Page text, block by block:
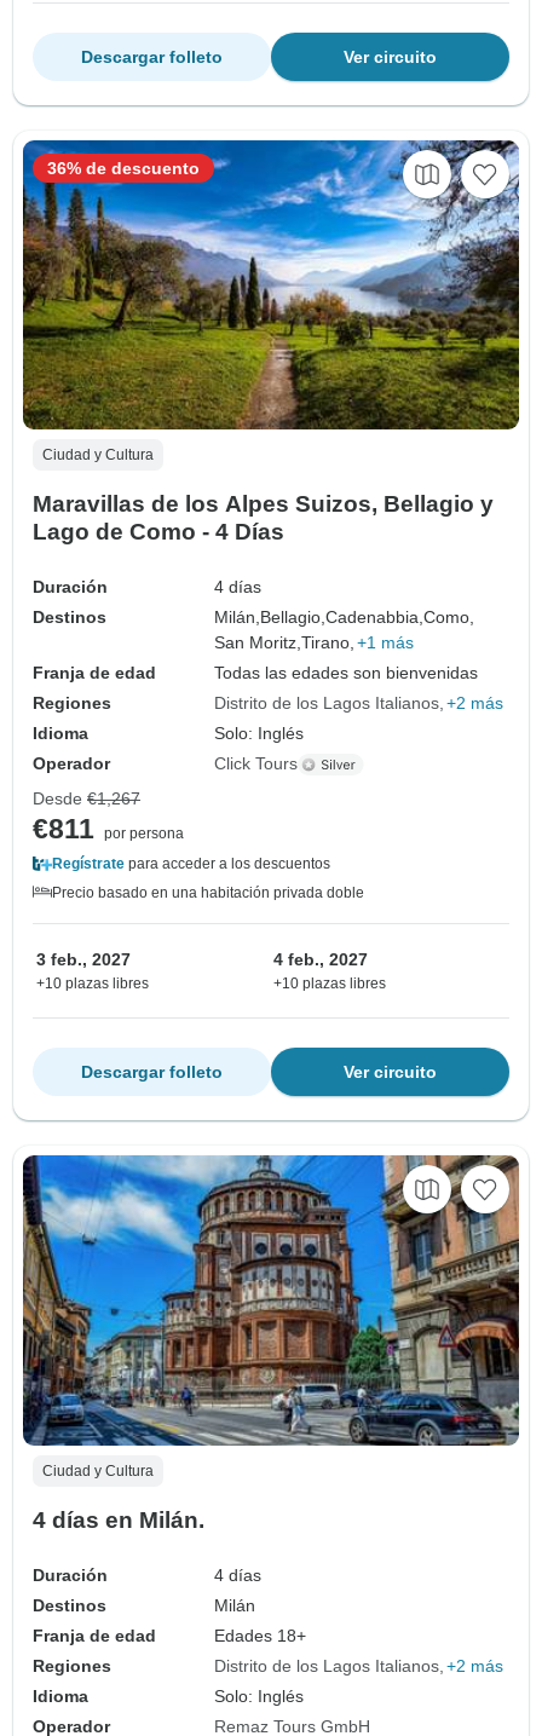
Ver circuito
Descargar folleto
Ciudad y Cultura
Maravillas de los Alpes Suizos, Bellagio y
Lago de Como - 4 Días
Duración
4 días
Destinos
Milán,Bellagio,Cadenabbia,Como,
San Moritz,Tirano, +1 más
Franja de edad
Todas las edades son bienvenidas
Regiones
Distrito de los Lagos Italianos +2 más
Idioma
Solo: Inglés
Operador
Click Tours
36% de descuento
Desde €1,267
€811 por persona
Regístrate para acceder a los descuentos
Precio basado en una habitación privada doble
3 feb., 2027
+10 plazas libres
4 feb., 2027
+10 plazas libres
Ver circuito
Descargar folleto
Ciudad y Cultura
4 días en Milán.
Duración
4 días
Destinos
Milán
Franja de edad
Edades 18+
Regiones
Distrito de los Lagos Italianos +2 más
Idioma
Solo: Inglés
Operador
Remaz Tours GmbH